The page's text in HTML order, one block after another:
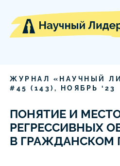
ЖУРНАЛ «НАУЧНЫЙ
# 45 ( 143), НОЯБРЬ ‘ 23
ПОНЯТИЕ И
РЕГРЕССИВНЫХ
В ГРАЖДАНСКОМ